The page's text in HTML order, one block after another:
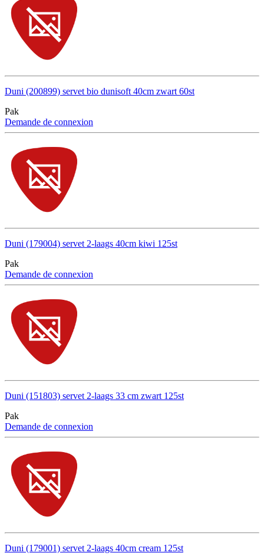
Duni (200899) servet bio dunisoft 40cm zwart 60st
Pak
Demande de connexion
Duni (179004) servet 2-laags 40cm kiwi 125st
Pak
Demande de connexion
Duni (151803) servet 2-laags 33 cm zwart 125st
Pak
Demande de connexion
Duni (179001) servet 2-laags 40cm cream 125st